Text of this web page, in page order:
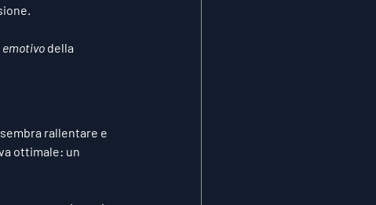
emotivo della
rallentare e
ottimale: un